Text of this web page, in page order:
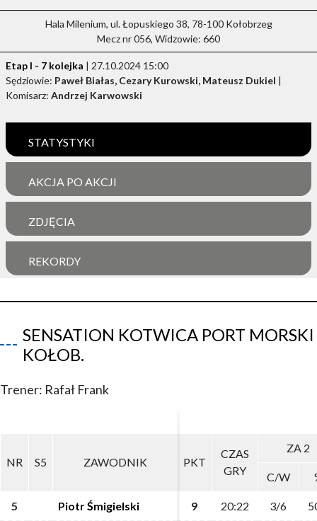
Hala Milenium, ul. Łopuskiego 38, 78-100 Kołobrzeg
Mecz nr 056, Widzowie: 660
Etap I - 7 kolejka | 27.10.2024 15:00
Sędziowie: Paweł Białas, Cezary Kurowski, Mateusz Dukiel |
Komisarz: Andrzej Karwowski
STATYSTYKI
AKCJA PO AKCJI
ZDJĘCIA
REKORDY
SENSATION KOTWICA PORT MORSKI
KOŁOB.
Trener: Rafał Frank
NR S5 ZAWODNIK PKT
CZAS
GRY
ZA 2
C/W
5 Piotr Śmigielski 9 20:22 3/6
NR S5 ZAWODNIK PKT
CZAS
GRY
ZA 2
C/W
5 Piotr Śmigielski 9 20:22 3/6